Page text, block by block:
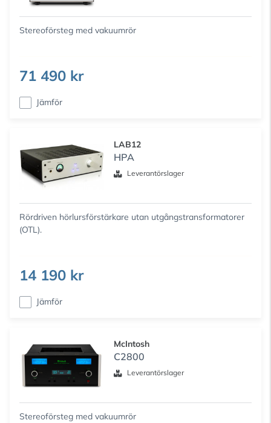
Stereoförsteg med vakuumrör
71 490 kr
Jämför
LAB12
HPA
Leverantörslager
Rördriven hörlursförstärkare utan utgångstransformatorer
(OTL).
14 190 kr
Jämför
McIntosh
C2800
Leverantörslager
Stereoförsteg med vakuumrör